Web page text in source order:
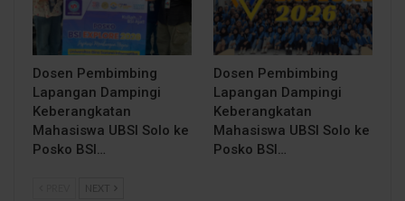
Dosen Pembimbing
Lapangan Dampingi
Keberangkatan
Mahasiswa UBSI Solo ke
Posko BSI…
Dosen Pembimbing
Lapangan Dampingi
Keberangkatan
Mahasiswa UBSI Solo ke
Posko BSI…
NEXT